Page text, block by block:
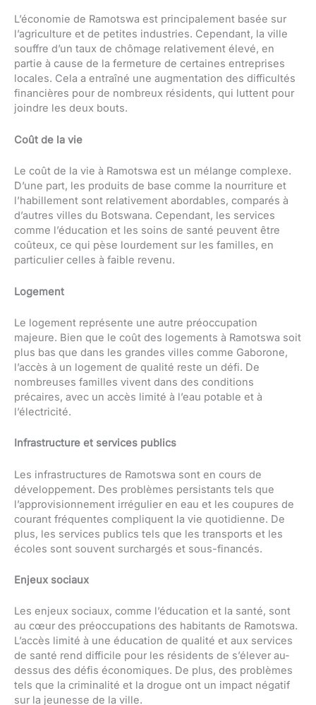
L’économie de Ramotswa est principalement basée sur
l’agriculture et de petites industries. Cependant, la ville
souffre d’un taux de chômage relativement élevé, en
partie à cause de la fermeture de certaines entreprises
locales. Cela a entraîné une augmentation des difficultés
financières pour de nombreux résidents, qui luttent pour
joindre les deux bouts.
Coût de la vie
Le coût de la vie à Ramotswa est un mélange complexe.
D’une part, les produits de base comme la nourriture et
l’habillement sont relativement abordables, comparés à
d’autres villes du Botswana. Cependant, les services
comme l’éducation et les soins de santé peuvent être
coûteux, ce qui pèse lourdement sur les familles, en
particulier celles à faible revenu.
Logement
Le logement représente une autre préoccupation
majeure. Bien que le coût des logements à Ramotswa soit
plus bas que dans les grandes villes comme Gaborone,
l’accès à un logement de qualité reste un défi. De
nombreuses familles vivent dans des conditions
précaires, avec un accès limité à l’eau potable et à
l’électricité.
Infrastructure et services publics
Les infrastructures de Ramotswa sont en cours de
développement. Des problèmes persistants tels que
l’approvisionnement irrégulier en eau et les coupures de
courant fréquentes compliquent la vie quotidienne. De
plus, les services publics tels que les transports et les
écoles sont souvent surchargés et sous-financés.
Enjeux sociaux
Les enjeux sociaux, comme l’éducation et la santé, sont
au cœur des préoccupations des habitants de Ramotswa.
L’accès limité à une éducation de qualité et aux services
de santé rend difficile pour les résidents de s’élever au-
dessus des défis économiques. De plus, des problèmes
tels que la criminalité et la drogue ont un impact négatif
sur la jeunesse de la ville.